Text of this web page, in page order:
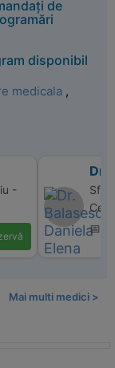
de
disponibil
medicala ,
-
Dr.
📅
Mai multi medici >